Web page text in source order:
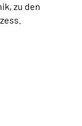
zu den